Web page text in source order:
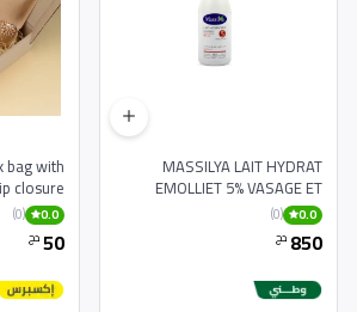
MASSILYA LAIT HYDRAT
EMOLLIET 5% VASAGE ET
CORPS POUS PEAUX SECHES
0.0
(0)
850 دج
bag with
closure
0.0
(0)
50دج